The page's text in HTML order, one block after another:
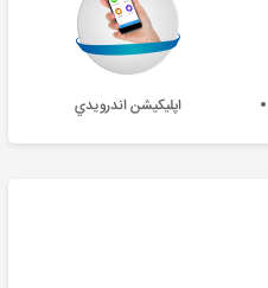
اپليکيشن اندرويدي